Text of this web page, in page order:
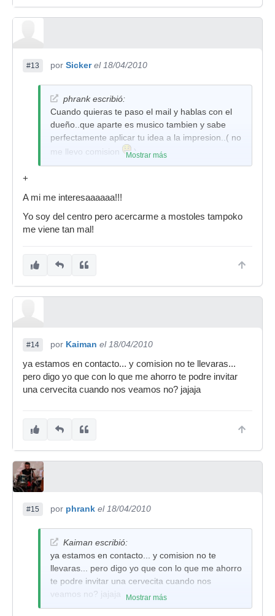
#13 por Sicker el 18/04/2010
phrank escribió:
Cuando quieras te paso el mail y hablas con el
dueño..que aparte es musico tambien y sabe
perfectamente aplicar tu idea a la impresion..( no
me llevo comision
)
Mostrar más
+
A mi me interesaaaaaa!!!
Yo soy del centro pero acercarme a mostoles tampoko
me viene tan mal!
#14 por Kaiman el 18/04/2010
ya estamos en contacto... y comision no te llevaras...
pero digo yo que con lo que me ahorro te podre invitar
una cervecita cuando nos veamos no? jajaja
#15 por phrank el 18/04/2010
Kaiman escribió:
ya estamos en contacto... y comision no te
llevaras... pero digo yo que con lo que me ahorro
te podre invitar una cervecita cuando nos
veamos no? jajaja
Mostrar más